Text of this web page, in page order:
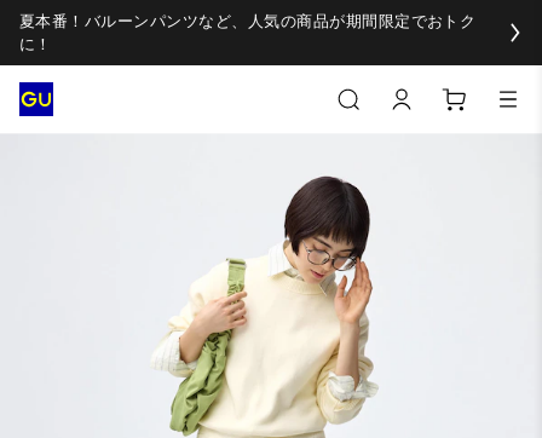
夏本番！バルーンパンツなど、人気の商品が期間限定でおトク
に！